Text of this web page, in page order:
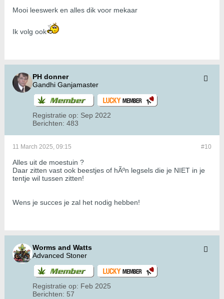
Mooi leeswerk en alles dik voor mekaar
Ik volg ook
PH donner
Gandhi Ganjamaster
Registratie op: Sep 2022
Berichten: 483
#10
11 March 2025, 09:15
Alles uit de moestuin ?
Daar zitten vast ook beestjes of hÃºn legsels die je NIET in je
tentje wil tussen zitten!
Wens je succes je zal het nodig hebben!
Worms and Watts
Advanced Stoner
Registratie op: Feb 2025
Berichten: 57